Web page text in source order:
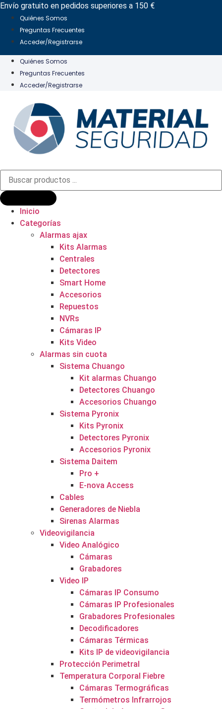
Ir
contenido
Envío gratuito en pedidos superiores a 150 €
Quiénes Somos
Preguntas Frecuentes
Acceder/Registrarse
Quiénes Somos
Preguntas Frecuentes
Acceder/Registrarse
Búsqueda
productos
Inicio
Categorías
Alarmas ajax
Kits Alarmas
Centrales
Detectores
Smart Home
Accesorios
Repuestos
NVRs
Cámaras IP
Kits Video
Alarmas sin cuota
Sistema Chuango
Kit alarmas Chuango
Detectores Chuango
Accesorios Chuango
Sistema Pyronix
Kits Pyronix
Detectores Pyronix
Accesorios Pyronix
Sistema Daitem
Pro +
E-nova Access
Cables
Generadores de Niebla
Sirenas Alarmas
Videovigilancia
Video Analógico
Cámaras
Grabadores
Video IP
Cámaras IP Consumo
Cámaras IP Profesionales
Grabadores Profesionales
Decodificadores
Cámaras Térmicas
Kits IP de videovigilancia
Protección Perimetral
Temperatura Corporal Fiebre
Cámaras Termográficas
Termómetros Infrarrojos